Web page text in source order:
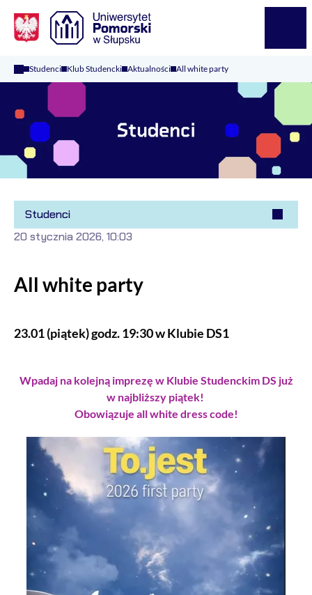
Studenci Klub Studencki Aktualności All white party
Studenci
All white party
23.01 (piątek) godz. 19:30 w Klubie DS1
20 stycznia 2026, 10:03
Wpadaj na kolejną imprezę w Klubie Studenckim DS już
w najbliższy piątek!
Obowiązuje all white dress code!